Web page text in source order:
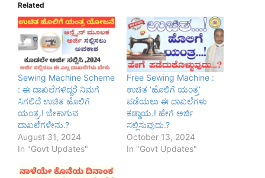
Related
Sewing Machine Scheme
: ಈ ದಾಖಲೆಗಳಿದ್ದರೆ ನಿಮಗೆ
ಸಿಗಲಿದೆ ಉಚಿತ ಹೊಲಿಗೆ
ಯಂತ್ರ.! ಬೇಕಾಗುವ
ದಾಖಲೆಗಳೇನು.?
August 31, 2024
In "Govt Updates"
Free Sewing Machine :
ಉಚಿತ ‘ಹೊಲಿಗೆ ಯಂತ್ರ’
ಪಡೆಯಲು ಈ ದಾಖಲೆಗಳು
ಕಡ್ಡಾಯ.! ಹೇಗೆ ಅರ್ಜಿ
ಸಲ್ಲಿಸುವುದು.?
October 13, 2024
In "Govt Updates"